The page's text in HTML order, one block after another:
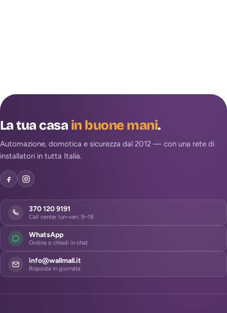
La tua casain buone mani.
Automazione, domotica e sicurezza dal 2012 — con una rete di
installatori in tutta Italia.
370 120 9191
Call center lun–ven, 9–18
WhatsApp
Ordina o chiedi in chat
info@wallmall.it
Risposta in giornata